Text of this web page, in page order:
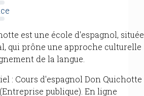
est une école d'espagnol, située
qui prône une approche culturelle
de la langue.
: Cours d'espagnol Don Quichotte
publique). En ligne